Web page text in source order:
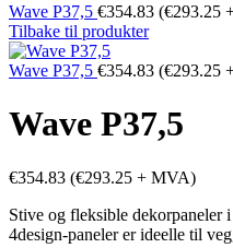
Wave P37,5 €354.83 (€293.25
Tilbake til produkter
Wave P37,5 €354.83 (€293.25
Wave P37,5
€354.83 (€293.25 + MVA)
Stive og fleksible dekorpaneler
4design-paneler er ideelle til